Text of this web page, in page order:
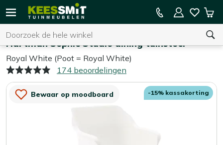
Kees
Tuinmeubelen
U heeft geen product(en) in uw winkelwagen.
15% kassakorting op de hele collectie
Hartman Sophie Studio dining tuinstoel
Royal White (Poot = Royal White)
174 beoordelingen
Bewaar op moodboard -15% kassakorting